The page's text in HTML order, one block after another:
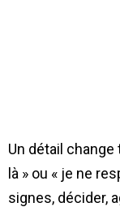
Un détail change
là » ou « je ne
signes, décider,